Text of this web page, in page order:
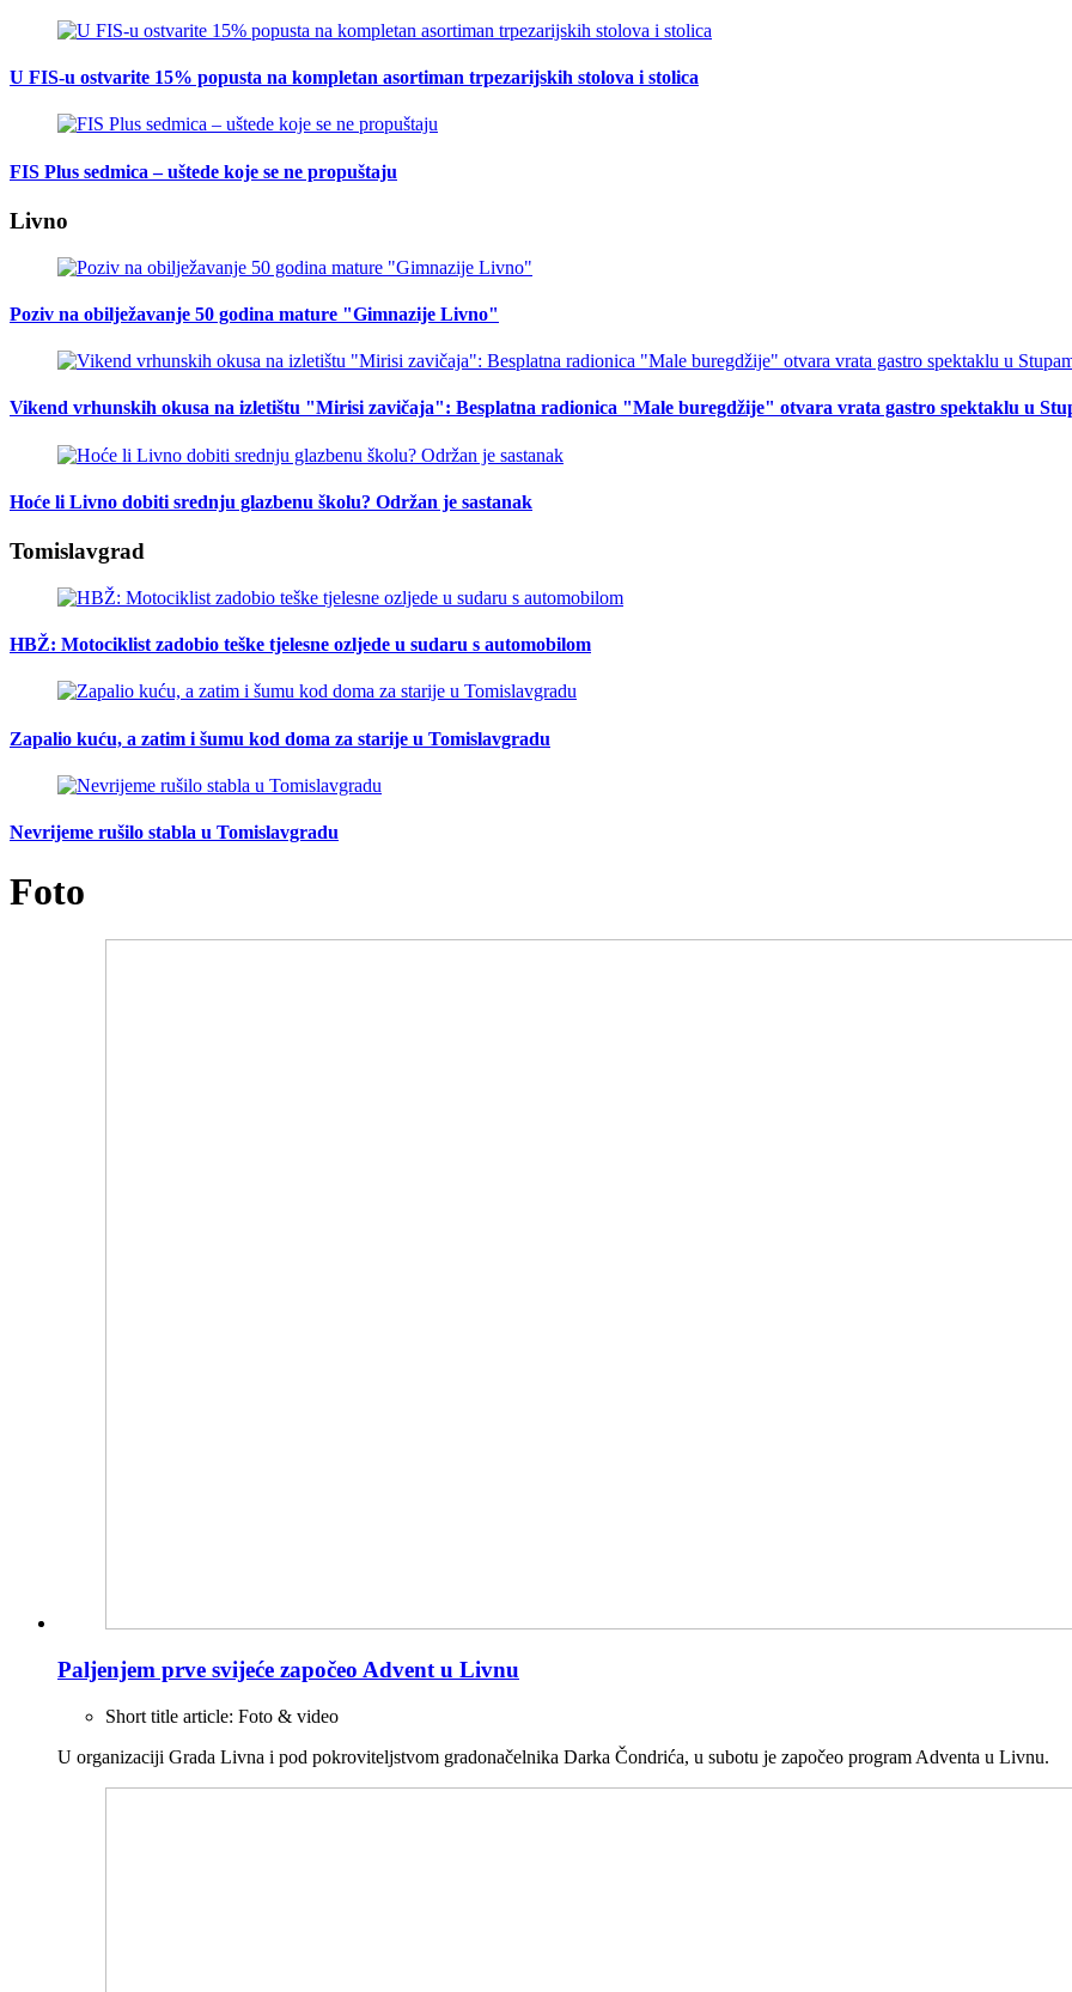
U FIS-u ostvarite 15% popusta na kompletan asortiman trpezarijskih stolova i stolica
FIS Plus sedmica – uštede koje se ne propuštaju
Livno
Poziv na obilježavanje 50 godina mature "Gimnazije Livno"
Vikend vrhunskih okusa na izletištu "Mirisi zavičaja": Besplatna radionica "Male buregdžije" otvara vrata gastro spektaklu u
Hoće li Livno dobiti srednju glazbenu školu? Održan je sastanak
Tomislavgrad
HBŽ: Motociklist zadobio teške tjelesne ozljede u sudaru s automobilom
Zapalio kuću, a zatim i šumu kod doma za starije u Tomislavgradu
Nevrijeme rušilo stabla u Tomislavgradu
Foto
Paljenjem prve svijeće započeo Advent u Livnu
Short title article: Foto & video
U organizaciji Grada Livna i pod pokroviteljstvom gradonačelnika Darka Čondrića, u subotu je započeo program Adventa u Livnu.